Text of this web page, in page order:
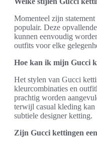
Momenteel zijn
populair. Deze
kunnen eenvoudig
outfits voor elke
Hoe kan ik mijn Gucci
Het stylen van Gucci
kleurcombinaties en
prachtig worden
terwijl casual kleding kan
subtiele designer ketting.
Zijn Gucci kettingen